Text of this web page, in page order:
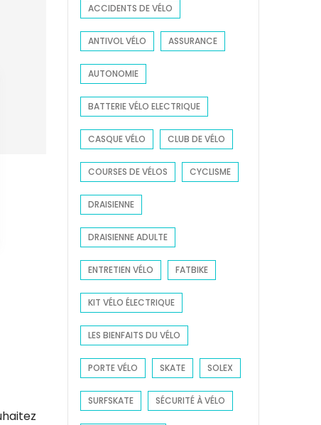
r
:
ACCIDENTS DE VÉLO
ANTIVOL VÉLO ASSURANCE
AUTONOMIE
BATTERIE VÉLO ELECTRIQUE
CASQUE VÉLO CLUB DE VÉLO
COURSES DE VÉLOS CYCLISME
DRAISIENNE
DRAISIENNE ADULTE
ENTRETIEN VÉLO FATBIKE
KIT VÉLO ÉLECTRIQUE
LES BIENFAITS DU VÉLO
PORTE VÉLO SKATE SOLEX
SURFSKATE SÉCURITÉ À VÉLO